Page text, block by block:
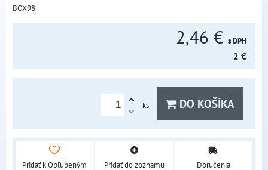
BOX98
2,46 € s DPH
2 €
ks DO KOŠÍKA
Pridať k Obľúbeným Pridať do zoznamu Doručenia